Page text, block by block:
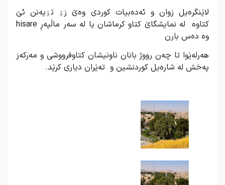
لاێنگرەیل زوان و ئەدەبیات کوردی وەێ زۊ تۊیەنن ئێ
کتاوە له نمایشگاێ کتاو کرماشان یا له سەر ماڵپەڕ hisare
وە دەس بارن
هەرلەێوا تا چەن رووژ بانان ناونیشان کتاوفرووشی و مەرکەز
پەخش له شارەیل کوردنشین و تەێران دیاری کرێد.